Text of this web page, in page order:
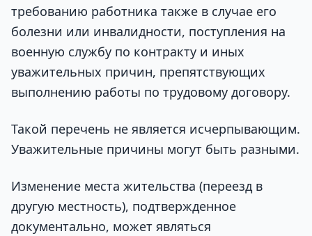
требованию работника также в случае его
болезни или инвалидности, поступления на
военную службу по контракту и иных
уважительных причин, препятствующих
выполнению работы по трудовому договору.
Такой перечень не является исчерпывающим.
Уважительные причины могут быть разными.
Изменение места жительства (переезд в
другую местность), подтвержденное
документально, может являться